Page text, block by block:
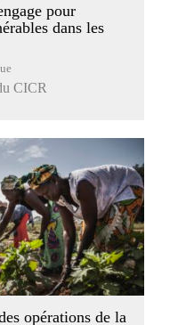
pour
dans les
CICR
opérations de la